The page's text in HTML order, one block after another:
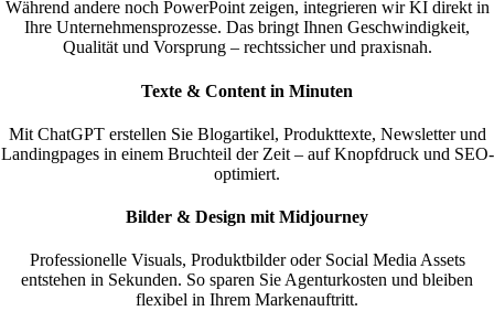
Während andere noch PowerPoint zeigen, integrieren wir KI direkt in
Ihre Unternehmensprozesse. Das bringt Ihnen Geschwindigkeit,
Qualität und Vorsprung – rechtssicher und praxisnah.
Texte & Content in Minuten
Mit ChatGPT erstellen Sie Blogartikel, Produkttexte, Newsletter und
Landingpages in einem Bruchteil der Zeit – auf Knopfdruck und SEO-
optimiert.
Bilder & Design mit Midjourney
Professionelle Visuals, Produktbilder oder Social Media Assets
entstehen in Sekunden. So sparen Sie Agenturkosten und bleiben
flexibel in Ihrem Markenauftritt.